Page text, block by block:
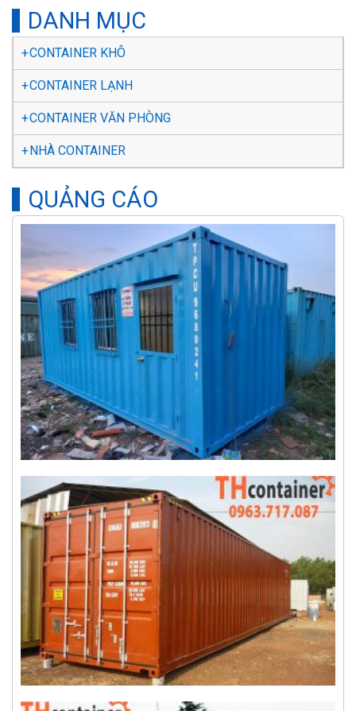
DANH MỤC
CONTAINER KHÔ
CONTAINER LẠNH
CONTAINER VĂN PHÒNG
NHÀ CONTAINER
QUẢNG CÁO